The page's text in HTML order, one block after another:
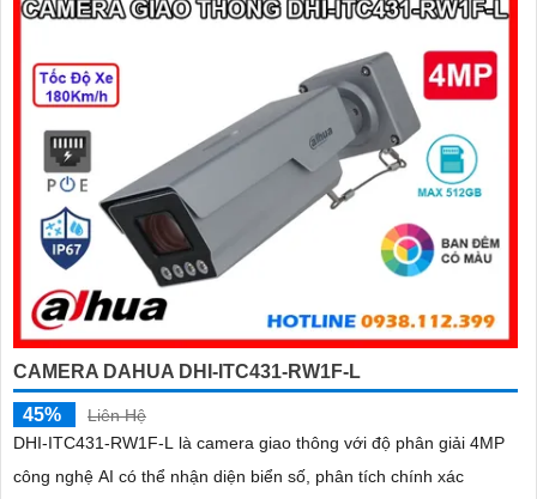
CAMERA DAHUA DHI-ITC431-RW1F-L
45%
Liên Hệ
DHI-ITC431-RW1F-L là camera giao thông với độ phân giải 4MP
công nghệ AI có thể nhận diện biển số, phân tích chính xác